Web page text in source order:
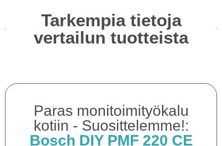
Tarkempia tietoja
vertailun tuotteista
Paras monitoimityökalu
kotiin - Suosittelemme!:
Bosch DIY PMF 220 CE